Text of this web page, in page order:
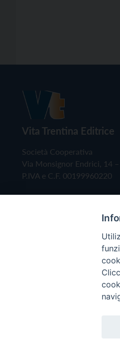
Vita Trentina Editrice
Società Cooperativa
Via Monsignor Endrici, 14
P.IVA e C.F. 00199960220
Copyright © 2019 -